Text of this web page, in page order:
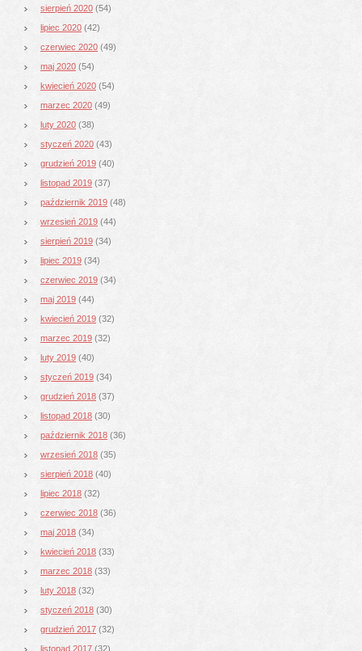
sierpień 2020 (54)
lipiec 2020 (42)
czerwiec 2020 (49)
maj 2020 (54)
kwiecień 2020 (54)
marzec 2020 (49)
luty 2020 (38)
styczeń 2020 (43)
grudzień 2019 (40)
listopad 2019 (37)
październik 2019 (48)
wrzesień 2019 (44)
sierpień 2019 (34)
lipiec 2019 (34)
czerwiec 2019 (34)
maj 2019 (44)
kwiecień 2019 (32)
marzec 2019 (32)
luty 2019 (40)
styczeń 2019 (34)
grudzień 2018 (37)
listopad 2018 (30)
październik 2018 (36)
wrzesień 2018 (35)
sierpień 2018 (40)
lipiec 2018 (32)
czerwiec 2018 (36)
maj 2018 (34)
kwiecień 2018 (33)
marzec 2018 (33)
luty 2018 (32)
styczeń 2018 (30)
grudzień 2017 (32)
listopad 2017 (32)